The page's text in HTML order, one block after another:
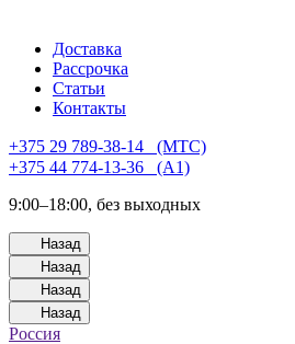
Доставка
Рассрочка
Статьи
Контакты
+375 29 789-38-14⠀(МТС)
+375 44 774-13-36⠀(А1)
9:00–18:00, без выходных
Назад
Назад
Назад
Назад
Россия